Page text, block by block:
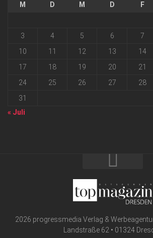
M D M D F
3
4 5 6 7
10
11 12 13 14
17
18 19 20 21
24
25 26 27 28
31
« Juli
2026 progressmedia Verlag &
Landstraße 62 • 01324